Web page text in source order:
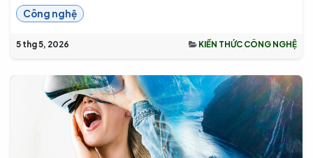
Công nghệ
5 thg 5, 2026 KIẾN THỨC CÔNG NGHỆ